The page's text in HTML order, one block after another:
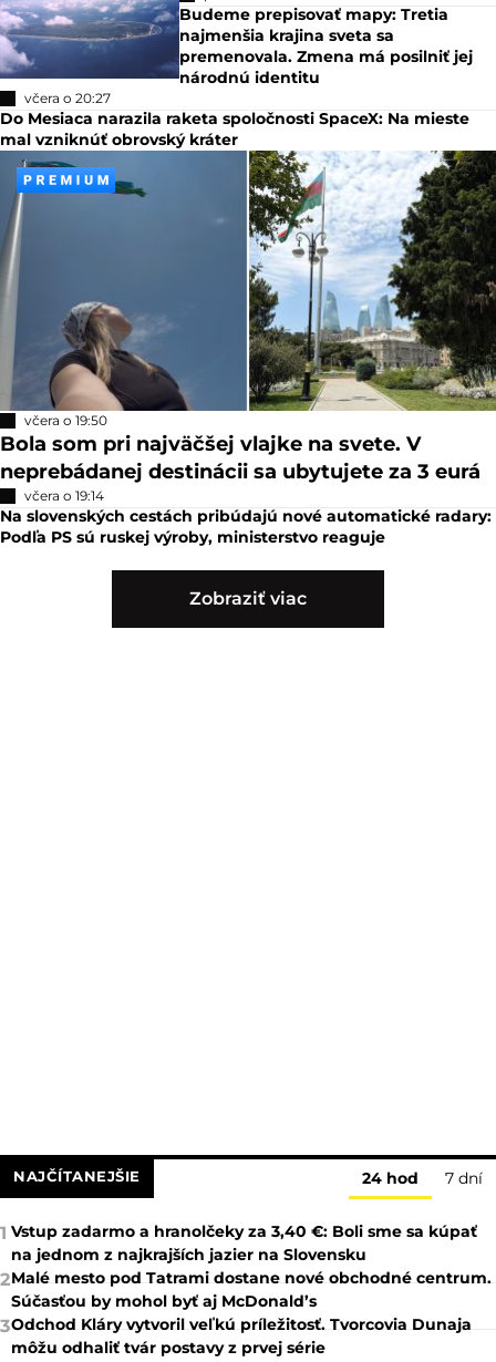
Budeme prepisovať mapy: Tretia
najmenšia krajina sveta sa
premenovala. Zmena má posilniť jej
národnú identitu
včera o 20:27
Do Mesiaca narazila raketa spoločnosti SpaceX: Na mieste
mal vzniknúť obrovský kráter
včera o 19:50
Bola som pri najväčšej vlajke na svete. V
neprebádanej destinácii sa ubytujete za 3 eurá
včera o 19:14
Na slovenských cestách pribúdajú nové automatické radary:
Podľa PS sú ruskej výroby, ministerstvo reaguje
Zobraziť viac
NAJČÍTANEJŠIE 24 hod 7 dní
1 Vstup zadarmo a hranolčeky za 3,40 €: Boli sme sa kúpať
na jednom z najkrajších jazier na Slovensku
2Malé mesto pod Tatrami dostane nové obchodné centrum.
Súčasťou by mohol byť aj McDonald’s
3Odchod Kláry vytvoril veľkú príležitosť. Tvorcovia Dunaja
môžu odhaliť tvár postavy z prvej série